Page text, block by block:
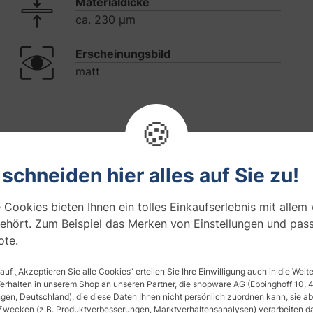
ca. 230 µm
Erscheinungsbild
matt
Eleganz für Ihr
–die perfekte Lösung, um Ihren Räumen eine
Folien sind ideal für alle, die auf Muster verzichten und
🍪
hier alles auf Sie zu!
Cookies bieten Ihnen ein tolles Einkaufserlebnis mit allem
Zum Beispiel das Merken von Einstellungen und
„Akzeptieren Sie alle Cookies“ erteilen Sie Ihre Einwilligung auch in die
in unserem Shop an unseren Partner, die shopware AG (Ebbinghoff 10,
Deutschland), die diese Daten Ihnen nicht persönlich zuordnen kann, sie
(z.B. Produktverbesserungen, Marktverhaltensanalysen) verarbeiten